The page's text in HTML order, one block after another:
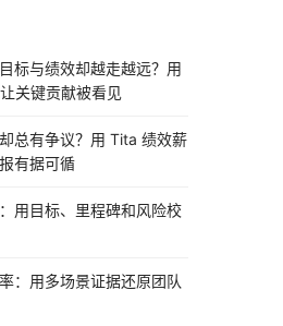
标与绩效却越走越远？用
关键贡献被看见
总有争议？用 Tita 绩效薪
有据可循
用目标、里程碑和风险校
：用多场景证据还原团队